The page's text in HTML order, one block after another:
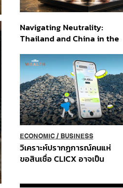
Navigating Neutrality:
Thailand and China in the
Order
ECONOMIC/ BUSINESS
วิเคราะห์ปรากฏการณ์คนแห่
ขอสินเชื่อ CLICX อาจเป็น
ปัญหาหนี้ครัวเรือนไทยที่ถูกซุก